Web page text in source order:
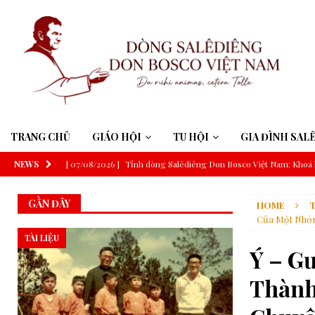
TRANG CHỦ GIÁO HỘI TU HỘI GIA ĐÌNH
NEWS [ 07/08/2026 ] Tỉnh dòng Salêdiêng Don Bosco Việt Nam:
[ 06/08/2026 ] Đức Thánh Cha: Truyền thông phải phục vụ
[ 06/08/2026 ] Đức Thánh Cha sẽ tông du Uruguay, Argentina và
[ 06/08/2026 ] Trí tuệ nhân tạo và trí tuệ Giáo hội theo thông
[ 06/08/2026 ] ĐHY Parolin tại Guatemala: Nói không với bất
[ 06/08/2026 ] GIÁO HỘI
HOME
Của Một
Ý –
GẦN ĐÂY
TÀI LIỆU